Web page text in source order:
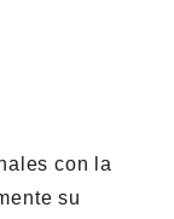
con la
su